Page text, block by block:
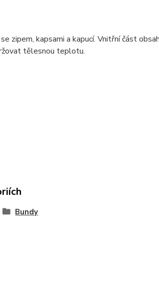
zipem, kapsami a kapucí. Vnitřní část
tělesnou teplotu.
Bundy